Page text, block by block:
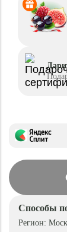
Способы
Регион: